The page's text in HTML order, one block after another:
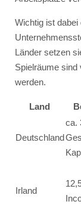
Wichtig ist
Länder setzen
Spielräume sind
werden.
Land
Deutschland
ca.
Irland